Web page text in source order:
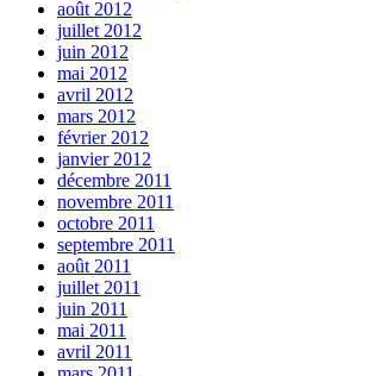
août 2012
juillet 2012
juin 2012
mai 2012
avril 2012
mars 2012
février 2012
janvier 2012
décembre 2011
novembre 2011
octobre 2011
septembre 2011
août 2011
juillet 2011
juin 2011
mai 2011
avril 2011